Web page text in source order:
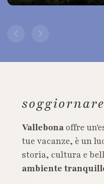
Vallebona offre
tue vacanze, è un
storia, cultura e
ambiente